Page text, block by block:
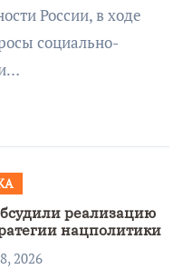
России, в ходе
социально-
реализацию
нацполитики
2026